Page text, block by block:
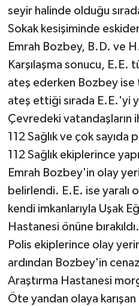
seyir halinde olduğu
Sokak kesişiminde
Emrah Bozbey, B.D. ve
Karşılaşma sonucu,
ateş ederken Bozbey
ateş ettiği sırada E.E.'yi
Çevredeki vatandaşların
112 Sağlık ve çok
112 Sağlık ekiplerince
Emrah Bozbey'in olay
belirlendi. E.E. ise yaralı
kendi imkanlarıyla Uşak
Hastanesi önüne bırakıldı.
Polis ekiplerince olay
ardından Bozbey'in
Araştırma Hastanesi
Öte yandan olaya